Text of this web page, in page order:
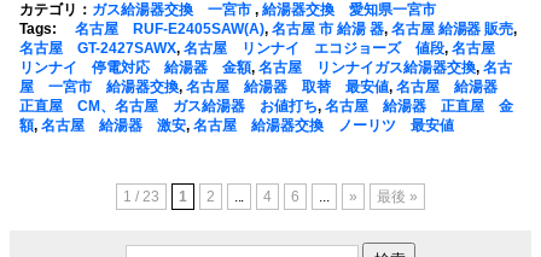
カテゴリ： ガス給湯器交換 一宮市, 給湯器交換 愛知県一宮市
Tags:
名古屋 RUF-E2405SAW(A), 名古屋 市 給湯 器, 名古屋 給湯器 販売,
名古屋 GT-2427SAWX, 名古屋 リンナイ エコジョーズ 値段, 名古屋
リンナイ 停電対応 給湯器 金額, 名古屋 リンナイガス給湯器交換, 名古
屋 一宮市 給湯器交換, 名古屋 給湯器 取替 最安値, 名古屋 給湯器
正直屋 CM、名古屋 ガス給湯器 お値打ち, 名古屋 給湯器 正直屋 金
額, 名古屋 給湯器 激安, 名古屋 給湯器交換 ノーリツ 最安値
1 / 23 1 2 ... 4 6 ... » 最後 »